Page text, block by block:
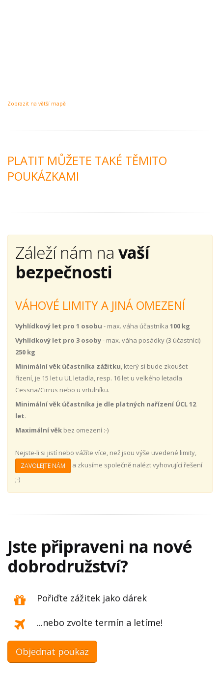
Zobrazit na větší mapě
PLATIT MŮŽETE TAKÉ TĚMITO
POUKÁZKAMI
Záleží nám na vaší
bezpečnosti
VÁHOVÉ LIMITY A JINÁ OMEZENÍ
Vyhlídkový let pro 1 osobu - max. váha účastníka 100 kg
Vyhlídkový let pro 3 osoby- max. váha posádky (3 účastníci)
250 kg
Minimální věk účastníka zážitku, který si bude zkoušet
řízení, je 15 let u UL letadla, resp. 16 let u velkého letadla
Cessna/Cirrus nebo u vrtulníku.
Minimální věk účastníka je dle platných nařízení ÚCL 12
let.
Maximální věk bez omezení :-)
Nejste-li si jistí nebo vážíte více, než jsou výše uvedené limity,
ZAVOLEJTE NÁM
a zkusíme společně nalézt vyhovující řešení
;-)
Jste připraveni na nové
dobrodružství?
Pořiďte zážitek jako dárek
...nebo zvolte termín a letíme!
Objednat poukaz